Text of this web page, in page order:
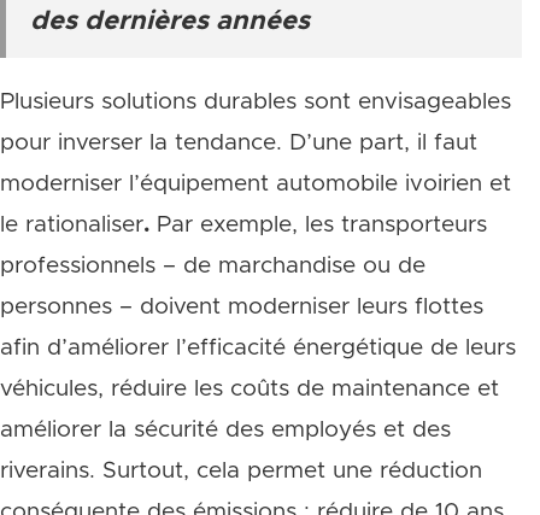
des dernières années
Plusieurs solutions durables sont envisageables
pour inverser la tendance. D’une part, il faut
moderniser l’équipement automobile ivoirien et
le rationaliser. Par exemple, les transporteurs
professionnels – de marchandise ou de
personnes – doivent moderniser leurs flottes
afin d’améliorer l’efficacité énergétique de leurs
véhicules, réduire les coûts de maintenance et
améliorer la sécurité des employés et des
riverains. Surtout, cela permet une réduction